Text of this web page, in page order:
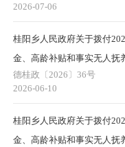
2026-07-06
桂阳乡人民政府关于拨付
金、高龄补贴和事实无人抚
德桂政〔2026〕36号
2026-06-10
桂阳乡人民政府关于拨付
金、高龄补贴和事实无人抚